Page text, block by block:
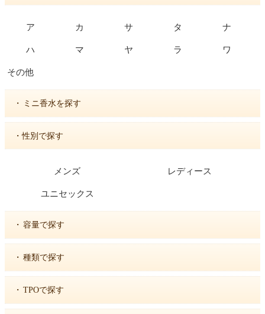
ア カ サ タ ナ
ハ マ ヤ ラ ワ
その他
・ ミニ香水を探す
・性別で探す
メンズ レディース
ユニセックス
・ 容量で探す
・ 種類で探す
・ TPOで探す